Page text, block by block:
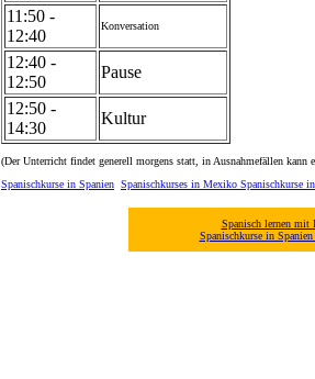
11:50 -
12:40
Konversation
12:40 -
12:50
Pause
12:50 -
14:30
Kultur
(Der Unterricht findet generell morgens statt, in Ausnahmefällen kann
Spanischkurse in Spanien Spanischkurses in Mexiko Spanischkurse
Spanisch lernen mit
Spanischkurse in Spanien